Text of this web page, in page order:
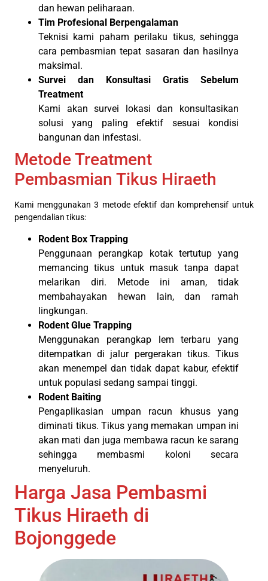
dan hewan peliharaan.
Tim Profesional Berpengalaman
Teknisi kami paham perilaku tikus, sehingga
cara pembasmian tepat sasaran dan hasilnya
maksimal.
Survei dan Konsultasi Gratis Sebelum
Treatment
Kami akan survei lokasi dan konsultasikan
solusi yang paling efektif sesuai kondisi
bangunan dan infestasi.
Metode Treatment
Pembasmian Tikus Hiraeth
Kami menggunakan 3 metode efektif dan komprehensif untuk
pengendalian tikus:
Rodent Box Trapping
Penggunaan perangkap kotak tertutup yang
memancing tikus untuk masuk tanpa dapat
melarikan diri. Metode ini aman, tidak
membahayakan hewan lain, dan ramah
lingkungan.
Rodent Glue Trapping
Menggunakan perangkap lem terbaru yang
ditempatkan di jalur pergerakan tikus. Tikus
akan menempel dan tidak dapat kabur, efektif
untuk populasi sedang sampai tinggi.
Rodent Baiting
Pengaplikasian umpan racun khusus yang
diminati tikus. Tikus yang memakan umpan ini
akan mati dan juga membawa racun ke sarang
sehingga membasmi koloni secara
menyeluruh.
Harga Jasa Pembasmi
Tikus Hiraeth di
Bojonggede